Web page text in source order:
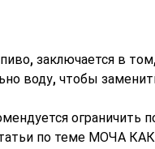
заключается в
воду, чтобы
ограничить
по теме МОЧА